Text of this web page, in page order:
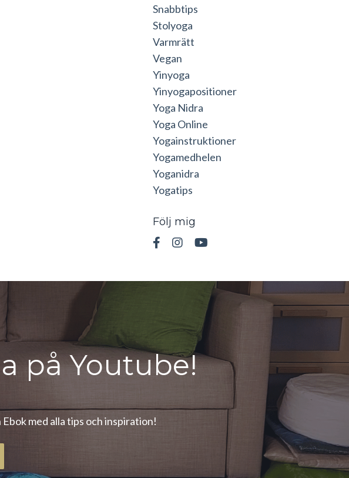
Snabbtips
Stolyoga
Varmrätt
Vegan
Yinyoga
Yinyogapositioner
Yoga Nidra
Yoga Online
Yogainstruktioner
Yogamedhelen
Yoganidra
Yogatips
Följ mig
på Youtube!
med alla tips och inspiration!